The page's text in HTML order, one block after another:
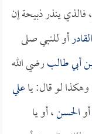
فالذي ينذر ذبيحة إن
أو للنبي صلى
أبي طالبرضي الله
وهكذا لو قال: ياعلي
أوالحسن، أو يا